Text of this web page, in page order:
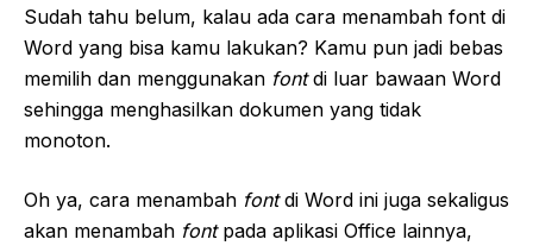
Sudah tahu belum, kalau ada cara menambah font di
Word yang bisa kamu lakukan? Kamu pun jadi bebas
memilih dan menggunakan fontdi luar bawaan Word
sehingga menghasilkan dokumen yang tidak
monoton.
Oh ya, cara menambah fontdi Word ini juga sekaligus
akan menambah font pada aplikasi Office lainnya,